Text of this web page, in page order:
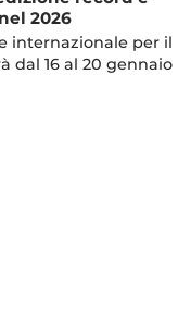
2026
internazionale per il
dal 16 al 20 gennaio